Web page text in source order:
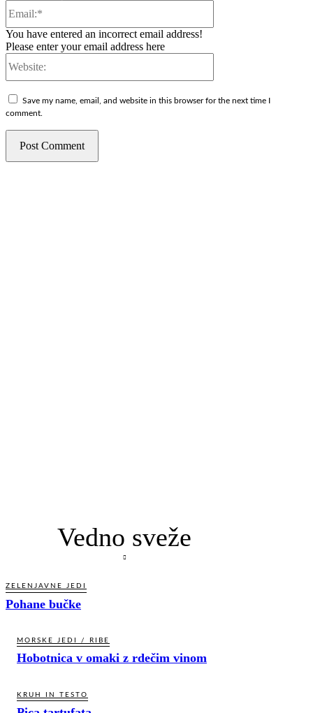
You have entered an incorrect email address!
Please enter your email address here
Save my name, email, and website in this browser for the next time I
comment.
Vedno sveže
ZELENJAVNE JEDI
Pohane bučke
MORSKE JEDI / RIBE
Hobotnica v omaki z rdečim vinom
KRUH IN TESTO